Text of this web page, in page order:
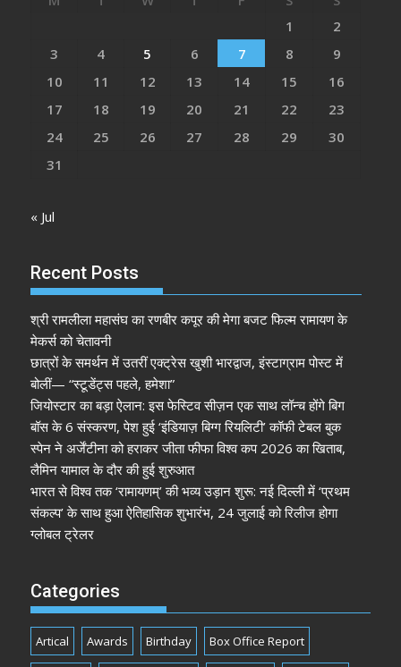
1
2
3
4 5 6 7 8
9
10
11 12 13 14 15
16
17
18 19 20 21 22
23
24
25 26 27 28 29
30
31
« Jul
Recent Posts
श्री रामलीला महासंघ का रणबीर कपूर की मेगा बजट फिल्म रामायण के
मेकर्स को चेतावनी
छात्रों के समर्थन में उतरीं एक्ट्रेस खुशी भारद्वाज, इंस्टाग्राम पोस्ट में
बोलीं— “स्टूडेंट्स पहले, हमेशा”
जियोस्टार का बड़ा ऐलान: इस फेस्टिव सीज़न एक साथ लॉन्च होंगे बिग
बॉस के 6 संस्करण, पेश हुई ‘इंडियाज़ बिग्ग रियलिटी’ कॉफी टेबल बुक
स्पेन ने अर्जेंटीना को हराकर जीता फीफा विश्व कप 2026 का खिताब,
लैमिन यामाल के दौर की हुई शुरुआत
भारत से विश्व तक ‘रामायणम्’ की भव्य उड़ान शुरू: नई दिल्ली में ‘प्रथम
संकल्प’ के साथ हुआ ऐतिहासिक शुभारंभ, 24 जुलाई को रिलीज होगा
ग्लोबल ट्रेलर
Categories
Artical Awards Birthday Box Office Report